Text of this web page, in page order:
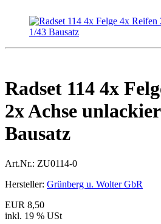
Radset 114 4x
2x Achse
Bausatz
Art.Nr.: ZU0114-0
Hersteller: Grünberg u. Wolter GbR
EUR 8,50
inkl. 19 % USt